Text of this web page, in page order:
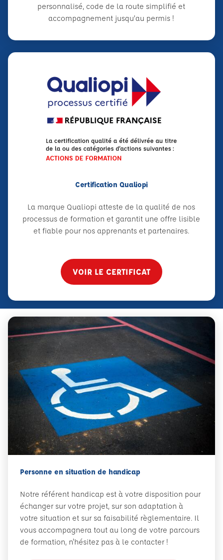
personnalisé, code de la route simplifié et
accompagnement jusqu’au permis !
Certification Qualiopi
La marque Qualiopi atteste de la qualité de nos
processus de formation et garantit une offre lisible
et fiable pour nos apprenants et partenaires.
VOIR LE CERTIFICAT
Personne en situation de handicap
Notre référent handicap est à votre disposition pour
échanger sur votre projet, sur son adaptation à
votre situation et sur sa faisabilité règlementaire. Il
vous accompagnera tout au long de votre parcours
de formation, n'hésitez pas à le contacter !